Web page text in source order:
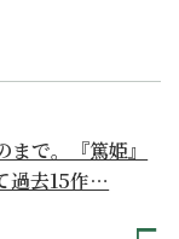
で。『篤姫』
過去15作…